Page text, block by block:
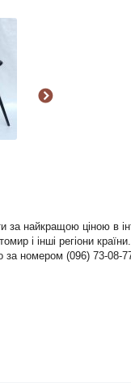
за найкращою ціною
і інші регіони країни.
за номером (096) 73-08-